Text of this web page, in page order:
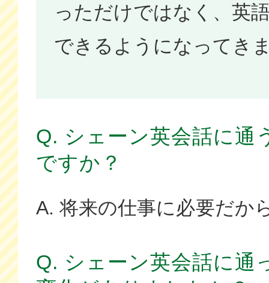
っただけではなく、英
できるようになってき
Q. シェーン英会話に通
ですか？
A. 将来の仕事に必要だか
Q. シェーン英会話に通